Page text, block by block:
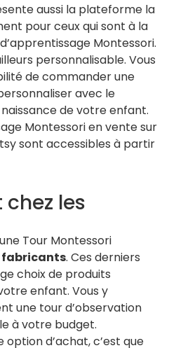
aussi la plateforme la
pour ceux qui sont à la
Montessori.
personnalisable. Vous
de commander une
avec le
de votre enfant.
Montessori en vente sur
sont accessibles à partir
les
Tour Montessori
fabricants. Ces derniers
choix de produits
enfant. Vous y
une tour d’observation
à votre budget.
d’achat, c’est que